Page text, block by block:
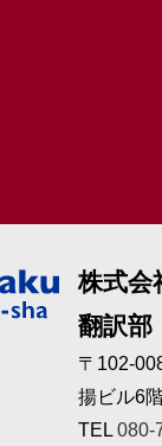
株式会
翻訳部
〒102-
揚ビル6
TEL 080-